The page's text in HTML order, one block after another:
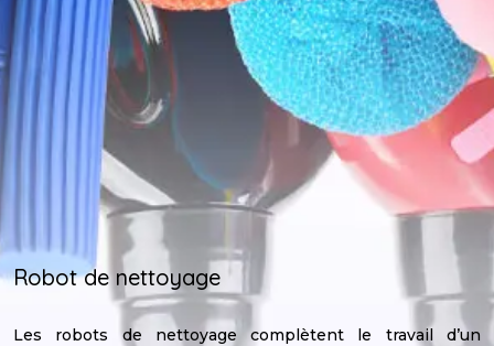
Robot de nettoyage
Les robots de nettoyage complètent le travail d’un